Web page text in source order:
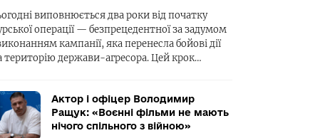
виповнюється два роки від початку
операції — безпрецедентної за задумом
кампанії, яка перенесла бойові дії
територію держави-агресора. Цей крок…
Актор і офіцер Володимир
Ращук: «Воєнні фільми не мають
нічого спільного з війною»